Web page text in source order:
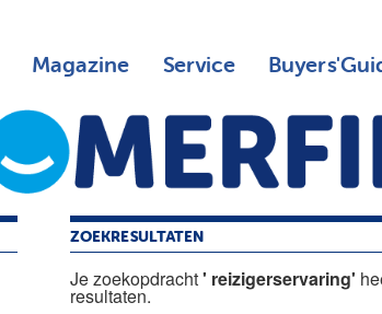
Magazine Service
ZOEKRESULTATEN
Je zoekopdracht' reizigerservaring'
resultaten.